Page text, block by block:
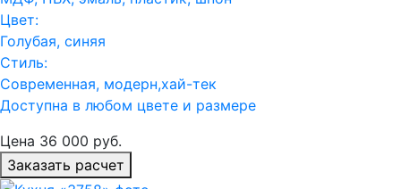
Цвет:
Голубая, синяя
Стиль:
Современная, модерн,хай-тек
Доступна в любом цвете и размере
Цена 36 000 руб.
Заказать расчет